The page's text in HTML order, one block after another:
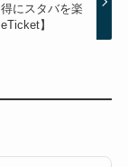
にスタバを楽
】